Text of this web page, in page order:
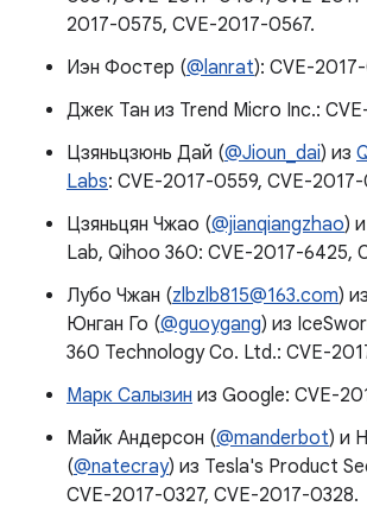
2017-0575, CVE-2017-0567.
Иэн Фостер (@lanrat): CVE-
Джек Тан из Trend Micro Inc.:
Цзяньцзюнь Дай (@Jioun_dai) из
Labs: CVE-2017-0559, CVE-
Цзяньцян Чжао (@jianqiangzhao) и
Lab, Qihoo 360: CVE-2017-6425,
Лубо Чжан (zlbzlb815@163.com) из
Юнган Го (@guoygang) из
360 Technology Co. Ltd.: CVE-
Марк Салызин из Google: CVE-
Майк Андерсон (@manderbot) и
(@natecray) из Tesla's Product
CVE-2017-0327, CVE-2017-0328.